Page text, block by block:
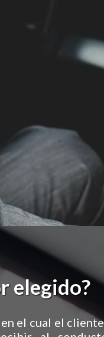
elegido?
el cual el